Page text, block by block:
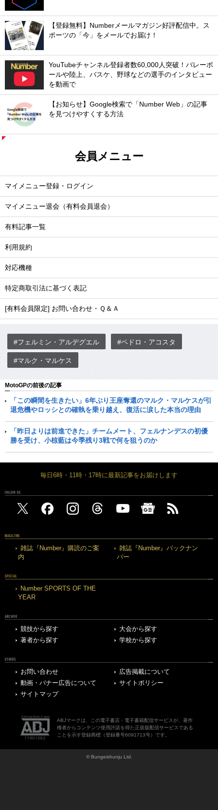
【登録無料】Numberメールマガジン好評配信中。ス
ポーツの「今」をメールでお届け！
YouTubeチャンネル登録者数60,000人突破！バレーボ
ールや陸上、バスケ、野球などの選手のインタビュー
を動画で
【お知らせ】Google検索で「Number Web」の記事
を見つけやすくする方法
会員メニュー
マイメニュー登録・ログイン
マイメニュー退会（有料会員退会）
有料記事一覧
利用規約
対応機種
特定商取引法に基づく表記
[有料会員限定] お問い合わせ・Ｑ＆Ａ
#フェルミン・アルデグエル #ペドロ・アコスタ
#マルク・マルケス
MotoGPの前後の記事
「この瞬間を生きたい」6年ぶり王座奪還のマルク・マルケスが引
退危機やロッシとの確執を乗り越え、復活に涙した本当の理由
「昨日よりは前進できた」チームメート、フェルナンデスの初優
勝を受け、小椋藍は今季残り3戦で何を狙うのか
毎日6時・11時・17時に最新記事をお届けします
FOLLOW US
MAGAZINE
雑誌『Number』購読のご案
内
雑誌『Number』バックナン
バー
SPECIAL
Number SPORTS OF THE
YEAR
ARCHIVE
競技から探す
大会から探す
著者から探す
学校から探す
OTHERS
お問い合わせ
広告掲載について
動画・バナー広告について
サイトポリシー
サイトマップ
ABJマークは、この電子書店・電子書籍配信サービスが、著作
権者からコンテンツ使用許諾を得た正規版配信サービスである
ことを示す登録商標（登録番号6091713号）です。
© Bungeishunju Ltd.